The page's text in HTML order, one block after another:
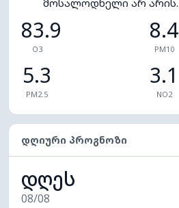
83.9
O3
8.4
PM10
5.3
PM2.5
3.1
NO2
ᲓᲦᲘᲣᲠᲘ ᲞᲠᲝᲒᲜᲝᲖᲘ
დღეს
08/08